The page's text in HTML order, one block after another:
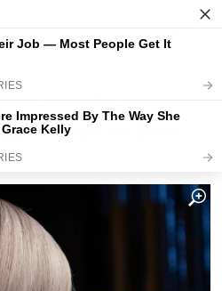
seniorky pro
a vlasů na jaro